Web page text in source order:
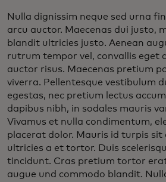
Nulla dignissim neque sed urna
arcu auctor. Maecenas dui justo,
blandit ultricies justo. Aenean
rutrum tempor vel, convallis eget
auctor risus. Maecenas pretium
viverra. Pellentesque vestibulum
egestas, nec pretium lectus
dapibus nibh, in sodales mauris
Vivamus et nulla condimentum,
placerat dolor. Mauris id turpis sit
ultricies a et tortor. Duis
tincidunt. Cras pretium tortor
augue und commodo blandit.